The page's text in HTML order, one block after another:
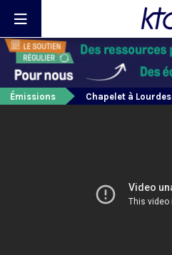
Émissions Chapelet à Lourdes